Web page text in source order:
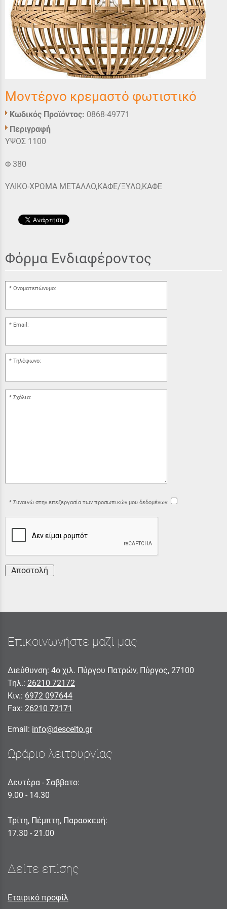
Μοντέρνο κρεμαστό φωτιστικό
Κωδικός Προϊόντος: 0868-49771
Περιγραφή
ΥΨΟΣ 1100
Φ 380
ΥΛΙΚΟ-ΧΡΩΜΑ ΜΕΤΑΛΛΟ,ΚΑΦΕ/ΞΥΛΟ,ΚΑΦΕ
Φόρμα Ενδιαφέροντος
Ονοματεπώνυμο:
Email:
Τηλέφωνο:
Σχόλια:
Συναινώ στην επεξεργασία των προσωπικών μου δεδομένων:
Αποστολή
Επικοινωνήστε μαζί μας
Διεύθυνση: 4ο χιλ. Πύργου Πατρών, Πύργος, 27100
Τηλ.: 26210 72172
Κιν.: 6972 097644
Fax: 26210 72171
Email: info@descelto.gr
Ωράριο λειτουργίας
Δευτέρα - Σαββατο:
9.00 - 14.30
Τρίτη, Πέμπτη, Παρασκευή:
17.30 - 21.00
Δείτε επίσης
Εταιρικό προφίλ